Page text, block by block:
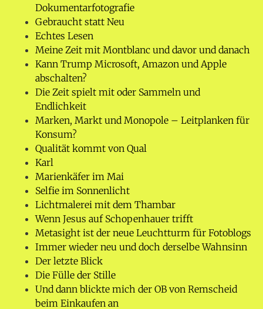
Dokumentarfotografie
Gebraucht statt Neu
Echtes Lesen
Meine Zeit mit Montblanc und davor und danach
Kann Trump Microsoft, Amazon und Apple
abschalten?
Die Zeit spielt mit oder Sammeln und
Endlichkeit
Marken, Markt und Monopole – Leitplanken für
Konsum?
Qualität kommt von Qual
Karl
Marienkäfer im Mai
Selfie im Sonnenlicht
Lichtmalerei mit dem Thambar
Wenn Jesus auf Schopenhauer trifft
Metasight ist der neue Leuchtturm für Fotoblogs
Immer wieder neu und doch derselbe Wahnsinn
Der letzte Blick
Die Fülle der Stille
Und dann blickte mich der OB von Remscheid
beim Einkaufen an